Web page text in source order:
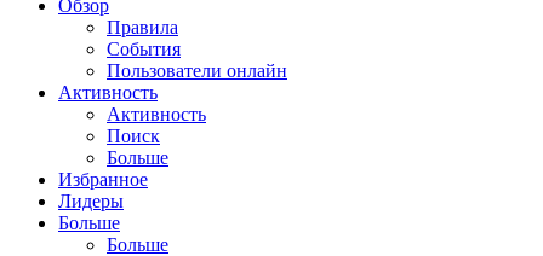
Обзор
Правила
События
Пользователи онлайн
Активность
Активность
Поиск
Больше
Избранное
Лидеры
Больше
Больше